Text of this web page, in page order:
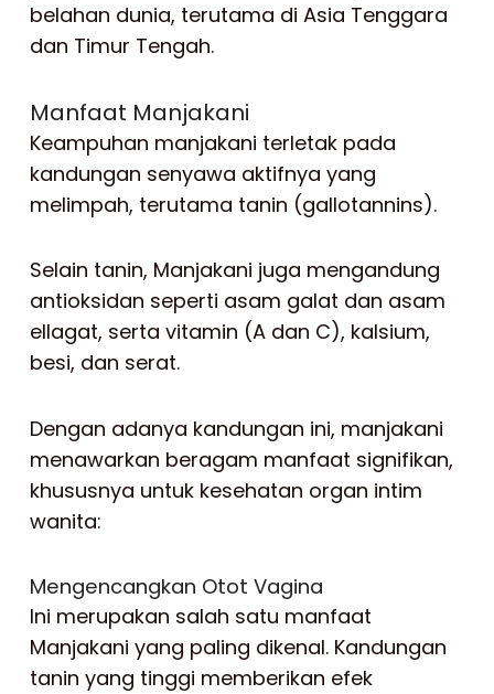
belahan dunia, terutama di Asia Tenggara
dan Timur Tengah.
Manfaat Manjakani
Keampuhan manjakani terletak pada
kandungan senyawa aktifnya yang
melimpah, terutama tanin (gallotannins).
Selain tanin, Manjakani juga mengandung
antioksidan seperti asam galat dan asam
ellagat, serta vitamin (A dan C), kalsium,
besi, dan serat.
Dengan adanya kandungan ini, manjakani
menawarkan beragam manfaat signifikan,
khususnya untuk kesehatan organ intim
wanita:
Mengencangkan Otot Vagina
Ini merupakan salah satu manfaat
Manjakani yang paling dikenal. Kandungan
tanin yang tinggi memberikan efek